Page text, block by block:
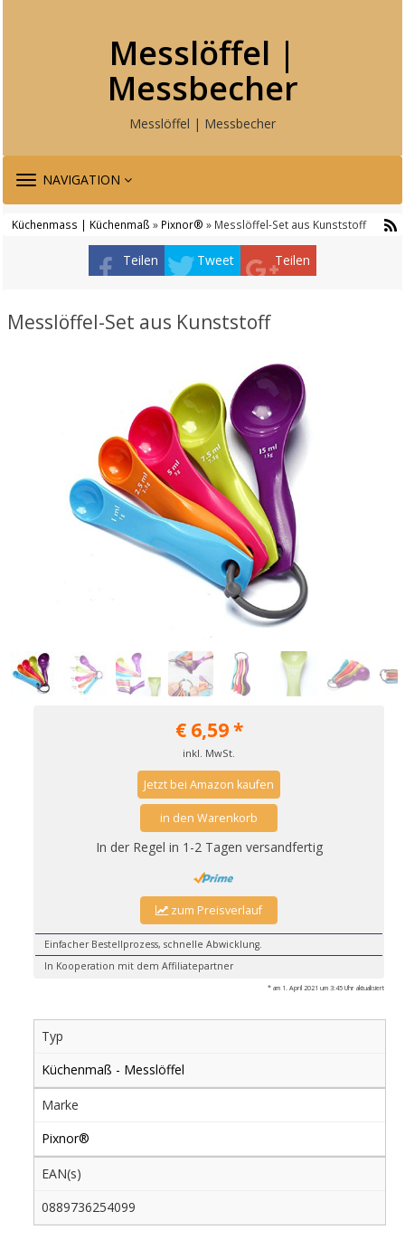
Messlöffel |
Messbecher
Messlöffel | Messbecher
TOGGLE
NAVIGATION
Küchenmass | Küchenmaß » Pixnor® » Messlöffel-Set aus Kunststoff
Teilen Tweet Teilen
Messlöffel-Set aus Kunststoff
€6,59*
inkl. MwSt.
Jetzt bei Amazon kaufen
in den Warenkorb
In der Regel in 1-2 Tagen versandfertig
zum Preisverlauf
Einfacher Bestellprozess, schnelle Abwicklung.
In Kooperation mit dem Affiliatepartner
* am 1. April 2021 um 3:45 Uhr aktualisiert
Typ
Küchenmaß - Messlöffel
Marke
Pixnor®
EAN(s)
0889736254099